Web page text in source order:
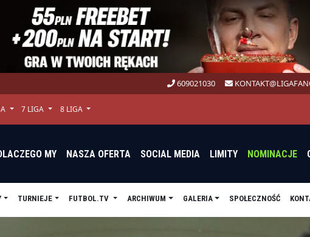
609021030
7 LIGA 8 LIGA
MY NASZA OFERTA SOCIAL MEDIA LIMITY NOMINACJE
TURNIEJE FUTBOL.TV ARCHIWUM GALERIA SPOŁECZNOŚĆ